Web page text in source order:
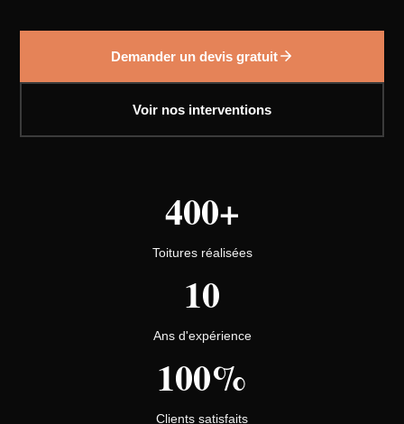
Demander un devis gratuit
Voir nos interventions
400+
Toitures réalisées
10
Ans d'expérience
100%
Clients satisfaits